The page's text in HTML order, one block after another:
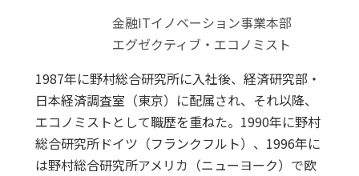
金融ITイノベーション事業本部
エグゼクティブ・エコノミスト
1987年に野村総合研究所に入社後、経済研究部・
日本経済調査室（東京）に配属され、それ以降、
エコノミストとして職歴を重ねた。1990年に野村
総合研究所ドイツ（フランクフルト）、1996年に
は野村総合研究所アメリカ（ニューヨーク）で欧